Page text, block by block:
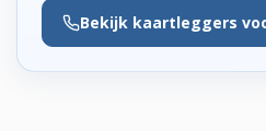
Bekijk kaartleggers